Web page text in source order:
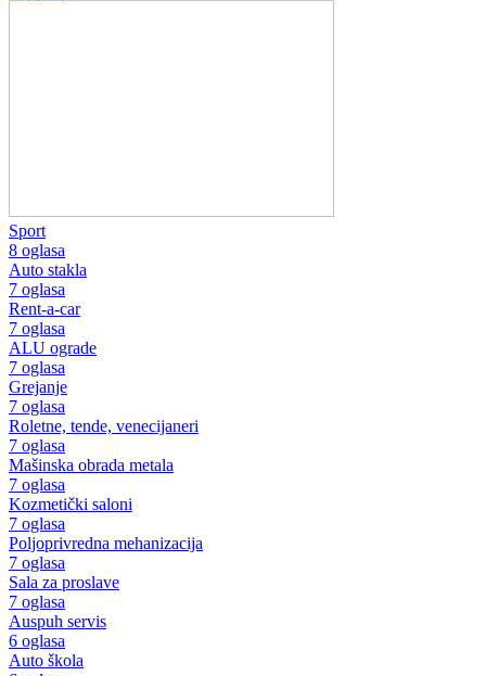
Sport
8 oglasa
Auto stakla
7 oglasa
Rent-a-car
7 oglasa
ALU ograde
7 oglasa
Grejanje
7 oglasa
Roletne, tende, venecijaneri
7 oglasa
Mašinska obrada metala
7 oglasa
Kozmetički saloni
7 oglasa
Poljoprivredna mehanizacija
7 oglasa
Sala za proslave
7 oglasa
Auspuh servis
6 oglasa
Auto škola